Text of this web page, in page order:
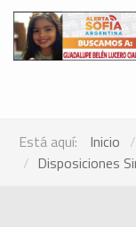
Está aquí: Inicio
Disposiciones